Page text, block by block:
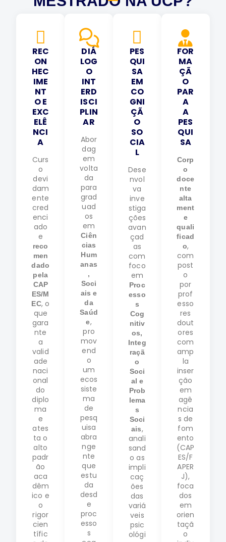
REC
ON
HEC
IME
NT
O E
EXC
ELÊ
NCI
A
Curs
o
devi
dam
ente
cred
enci
ado
e
reco
men
dado
pela
CAP
ES/M
EC, o
que
gara
nte
a
valid
ade
naci
onal
do
diplo
ma
e
ates
ta o
alto
padr
ão
aca
dêm
ico e
o
rigor
cien
tífic
DIÁ
LOG
O
INT
ERD
ISCI
PLIN
AR
Abor
dag
em
volta
da
para
grad
uad
os
em
Ciên
cias
Hum
anas
,
Soci
ais e
da
Saúd
e,
pro
mov
end
o
um
ecos
siste
ma
de
pesq
uisa
abra
nge
nte
que
estu
da
desd
e
proc
esso
s
PES
QUI
SA
EM
CO
GNI
ÇÃ
O
SO
CIA
L
Dese
nvol
va
inve
stiga
ções
avan
çad
as
com
foco
em
Proc
esso
s
Cog
nitiv
os,
Integ
raçã
o
Soci
al e
Prob
lema
s
Soci
ais,
anali
sand
o as
impli
caç
ões
das
variá
veis
psic
ológi
FOR
MA
ÇÃ
O
PAR
A
A
PES
QUI
SA
Corp
o
doce
nte
alta
ment
e
quali
ficad
o,
com
post
o
por
prof
esso
res
dout
ores
com
amp
la
inser
ção
em
agê
ncia
s de
fom
ento
(CAP
ES/F
APER
J),
foca
dos
em
orien
taçã
o